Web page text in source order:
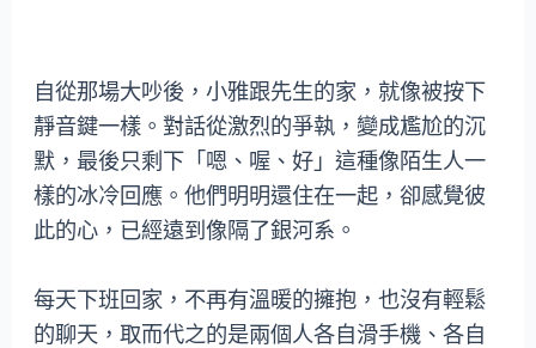
自從那場大吵後，小雅跟先生的家，就像被按下
靜音鍵一樣。對話從激烈的爭執，變成尷尬的沉
默，最後只剩下「嗯、喔、好」這種像陌生人一
樣的冰冷回應。他們明明還住在一起，卻感覺彼
此的心，已經遠到像隔了銀河系。
每天下班回家，不再有溫暖的擁抱，也沒有輕鬆
的聊天，取而代之的是兩個人各自滑手機、各自